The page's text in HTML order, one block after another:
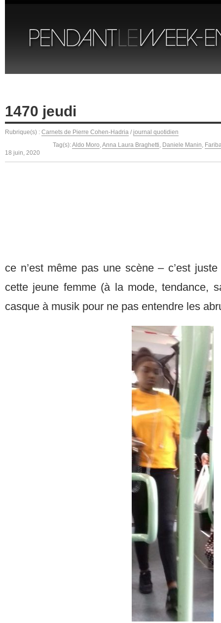
1470 jeudi
Rubrique(s) : Carnets de Pierre Cohen-Hadria / journal quotidien
Tag(s):Aldo Moro,Anna Laura Braghetti, Daniele Manin,
18 juin, 2020
ce n’est même pas une scène – c’est
cette jeune femme (à la mode, tendance,
casque à musik pour ne pas entendre les